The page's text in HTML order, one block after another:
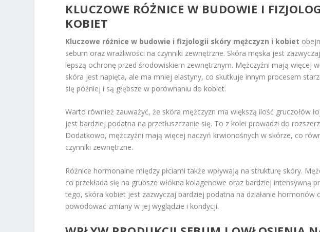
KLUCZOWE RÓŻNICE W BUDOWIE I
KOBIET
Kluczowe różnice w budowie i fizjologii skóry mężczyzn i kobiet
sebum oraz wrażliwości na czynniki zewnętrzne. Skóra męska jest
lepszą ochronę przed środowiskiem zewnętrznym. Mężczyźni mają więcej
skóra jest napięta, ale ma mniej elastyny, co skutkuje innym procesem
się później i są głębsze w porównaniu do kobiet.
Warto również zauważyć, że skóra mężczyzn ma większą ilość gruczołów
jest bardziej podatna na przetłuszczanie się. To z kolei prowadzi do
Dodatkowo, mężczyźni mają więcej naczyń krwionośnych w skórze, co
czynniki zewnętrzne.
Różnice hormonalne między płciami także wpływają na strukturę skóry.
co przekłada się na grubsze włókna kolagenowe oraz bardziej intensywną
tego, skóra kobiet jest zazwyczaj bardziej podatna na działanie hormonów
powodować zmiany w jej wyglądzie i kondycji.